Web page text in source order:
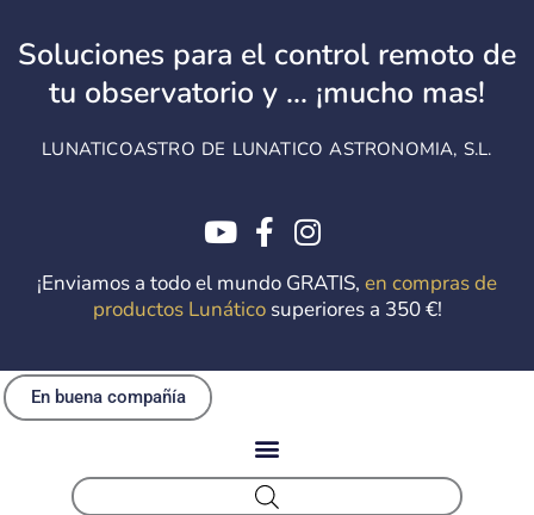
contenido
Soluciones para el control remoto de
tu observatorio y ... ¡mucho mas!
LUNATICOASTRO DE LUNATICO ASTRONOMIA, S.L.
¡Enviamos a todo el mundo GRATIS, en compras de
productos Lunáticosuperiores a 350 €!
En buena compañía